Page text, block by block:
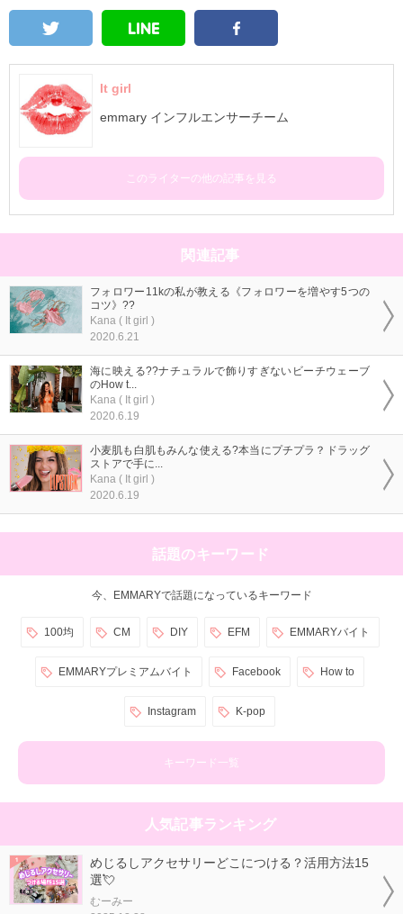
It girl
emmary インフルエンサーチーム
このライターの他の記事を見る
関連記事
フォロワー11kの私が教える《フォロワーを増やす5つの
コツ》??
Kana ( It girl )
2020.6.21
海に映える??ナチュラルで飾りすぎないビーチウェーブ
のHow t...
Kana ( It girl )
2020.6.19
小麦肌も白肌もみんな使える?本当にプチプラ？ドラッグ
ストアで手に...
Kana ( It girl )
2020.6.19
話題のキーワード
今、EMMARYで話題になっているキーワード
100均 CM DIY EFM EMMARYバイト
EMMARYプレミアムバイト Facebook How to
Instagram K-pop
キーワード一覧
人気記事ランキング
めじるしアクセサリーどこにつける？活用方法15
選💘
むーみー